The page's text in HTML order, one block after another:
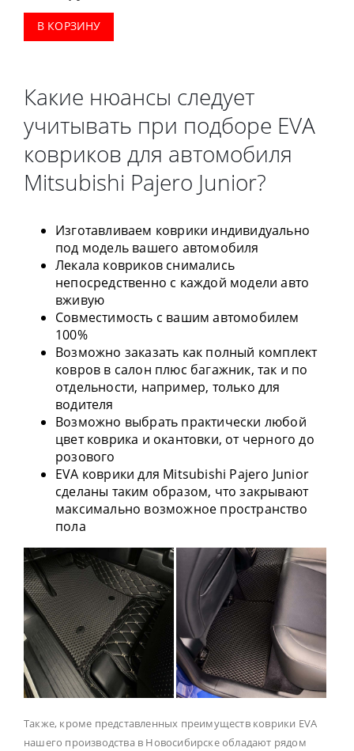
В КОРЗИНУ
Какие нюансы следует
учитывать при подборе EVA
ковриков для автомобиля
Mitsubishi Pajero Junior?
Изготавливаем коврики индивидуально
под модель вашего автомобиля
Лекала ковриков снимались
непосредственно с каждой модели авто
вживую
Совместимость с вашим автомобилем
100%
Возможно заказать как полный комплект
ковров в салон плюс багажник, так и по
отдельности, например, только для
водителя
Возможно выбрать практически любой
цвет коврика и окантовки, от черного до
розового
EVA коврики для Mitsubishi Pajero Junior
сделаны таким образом, что закрывают
максимально возможное пространство
пола
Также, кроме представленных преимуществ коврики EVA
нашего производства в Новосибирске обладают рядом